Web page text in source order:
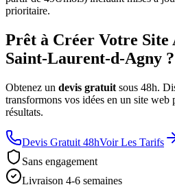
prioritaire.
Prêt à Créer Votre Site
Saint-Laurent-d-Agny ?
Obtenez un devis gratuit sous 48h.
transformons vos idées en un site web
résultats.
Devis Gratuit 48hVoir Les Tarifs
Sans engagement
Livraison 4-6 semaines